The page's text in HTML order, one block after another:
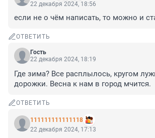
22 декабря 2024, 18:56
если не о чём написать, то можно и
ОТВЕТИТЬ
Гость
22 декабря 2024, 18:19
Где зима? Все расплылось, кругом
дорожки. Весна к нам в город мчится.
ОТВЕТИТЬ
111111111111118
22 декабря 2024, 17:13